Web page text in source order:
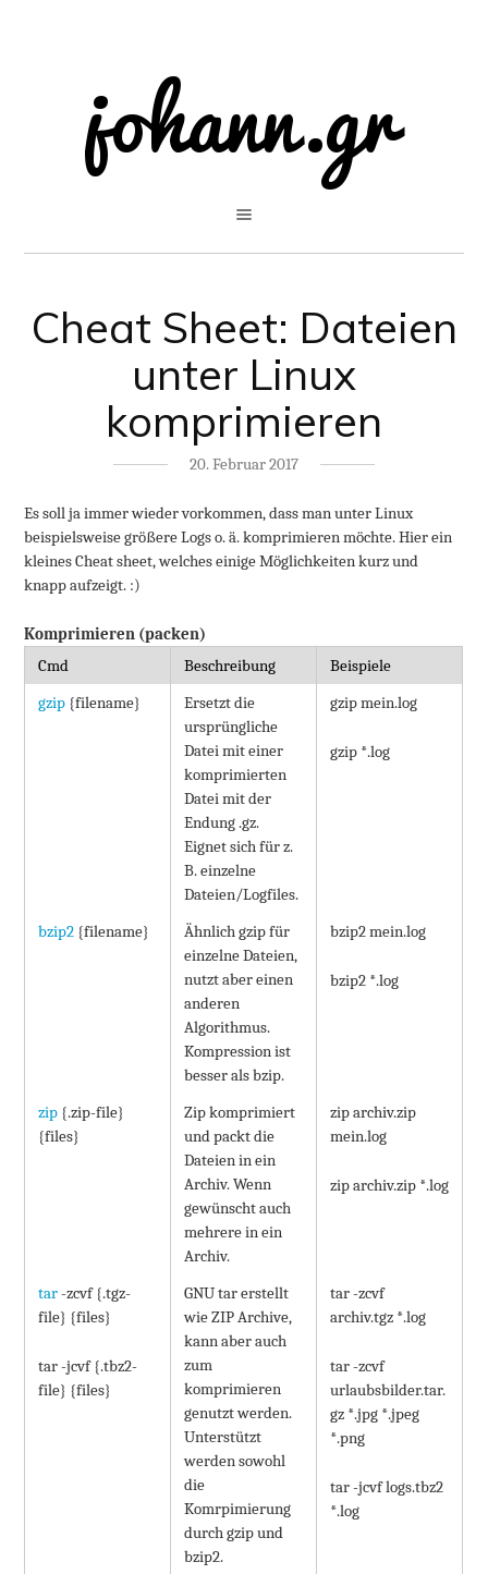
Cheat Sheet: Dateien
unter Linux
komprimieren
20. Februar 2017
Es soll ja immer wieder vorkommen, dass man unter Linux
beispielsweise größere Logs o. ä. komprimieren möchte. Hier ein
kleines Cheat sheet, welches einige Möglichkeiten kurz und
knapp aufzeigt. :)
Komprimieren (packen)
Cmd
Beschreibung
Beispiele
gzip {filename}
Ersetzt die
ursprüngliche
Datei mit einer
komprimierten
Datei mit der
Endung .gz.
Eignet sich für z.
B. einzelne
Dateien/Logfiles.
gzip mein.log
gzip *.log
bzip2 {filename}
Ähnlich gzip für
einzelne Dateien,
nutzt aber einen
anderen
Algorithmus.
Kompression ist
besser als bzip.
bzip2 mein.log
bzip2 *.log
zip {.zip-file}
{files}
Zip komprimiert
und packt die
Dateien in ein
Archiv. Wenn
gewünscht auch
mehrere in ein
Archiv.
zip archiv.zip
mein.log
zip archiv.zip *.log
tar-zcvf {.tgz-
file} {files}
tar -jcvf {.tbz2-
file} {files}
GNU tar erstellt
wie ZIP Archive,
kann aber auch
zum
komprimieren
genutzt werden.
Unterstützt
werden sowohl
die
Komrpimierung
durch gzip und
bzip2.
tar -zcvf
archiv.tgz *.log
tar -zcvf
urlaubsbilder.tar.
gz *.jpg *.jpeg
*.png
tar -jcvf logs.tbz2
*.log